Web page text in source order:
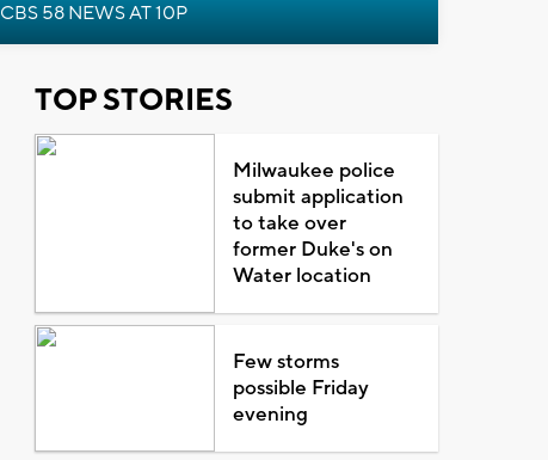
CBS 58 NEWS AT 10P
TOP STORIES
Milwaukee police
submit application
to take over
former Duke's on
Water location
Few storms
possible Friday
evening